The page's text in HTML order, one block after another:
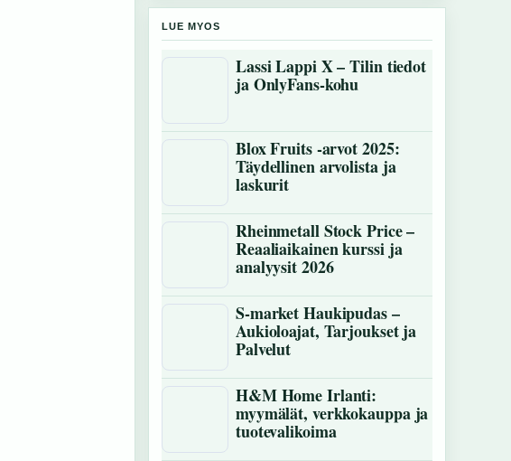
LUE MYOS
Lassi Lappi X – Tilin tiedot
ja OnlyFans-kohu
Blox Fruits -arvot 2025:
Täydellinen arvolista ja
laskurit
Rheinmetall Stock Price –
Reaaliaikainen kurssi ja
analyysit 2026
S-market Haukipudas –
Aukioloajat, Tarjoukset ja
Palvelut
H&M Home Irlanti:
myymälät, verkkokauppa ja
tuotevalikoima